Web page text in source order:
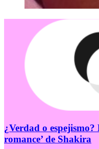
¿Verdad o
romance’ de Shakira